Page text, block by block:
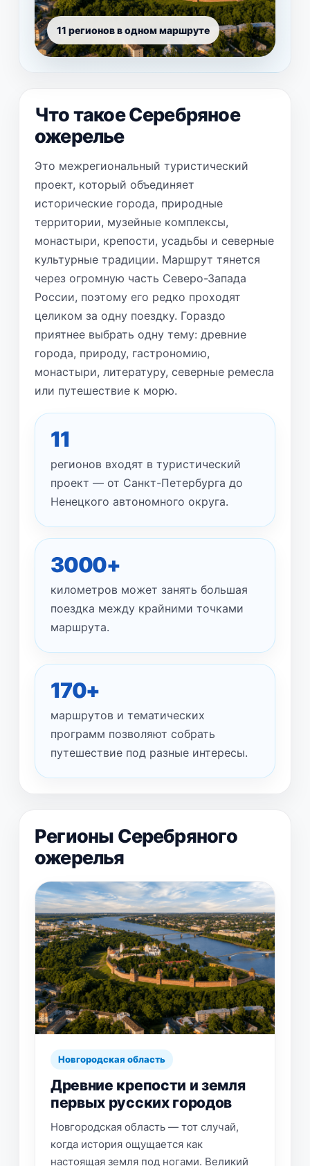
11 регионов в одном маршруте
Что такое Серебряное
ожерелье
Это межрегиональный туристический
проект, который объединяет
исторические города, природные
территории, музейные комплексы,
монастыри, крепости, усадьбы и северные
культурные традиции. Маршрут тянется
через огромную часть Северо-Запада
России, поэтому его редко проходят
целиком за одну поездку. Гораздо
приятнее выбрать одну тему: древние
города, природу, гастрономию,
монастыри, литературу, северные ремесла
или путешествие к морю.
11
регионов входят в туристический
проект — от Санкт-Петербурга до
Ненецкого автономного округа.
3000+
километров может занять большая
поездка между крайними точками
маршрута.
170+
маршрутов и тематических
программ позволяют собрать
путешествие под разные интересы.
Регионы Серебряного
ожерелья
Новгородская область
Древние крепости и земля
первых русских городов
Новгородская область — тот случай,
когда история ощущается как
настоящая земля под ногами. Великий